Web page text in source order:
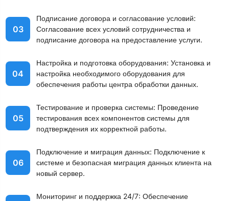
03
Подписание договора и согласование условий:
Согласование всех условий сотрудничества и
подписание договора на предоставление услуги.
04
Настройка и подготовка оборудования: Установка и
настройка необходимого оборудования для
обеспечения работы центра обработки данных.
05
Тестирование и проверка системы: Проведение
тестирования всех компонентов системы для
подтверждения их корректной работы.
06
Подключение и миграция данных: Подключение к
системе и безопасная миграция данных клиента на
новый сервер.
Мониторинг и поддержка 24/7: Обеспечение